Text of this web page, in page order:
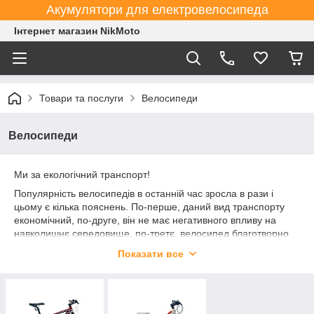
Акумулятори для електровелосипеда
Інтернет магазин NikMoto
Товари та послуги Велосипеди
Велосипеди
Ми за екологічний транспорт!
Популярність велосипедів в останній час зросла в рази і
цьому є кілька пояснень. По-перше, даний вид транспорту
економічний, по-друге, він не має негативного впливу на
навколишнє середовище, по-третє, велосипед благотворно
вони характеризуються високою якістю матеріалів і збірки,
Показати все